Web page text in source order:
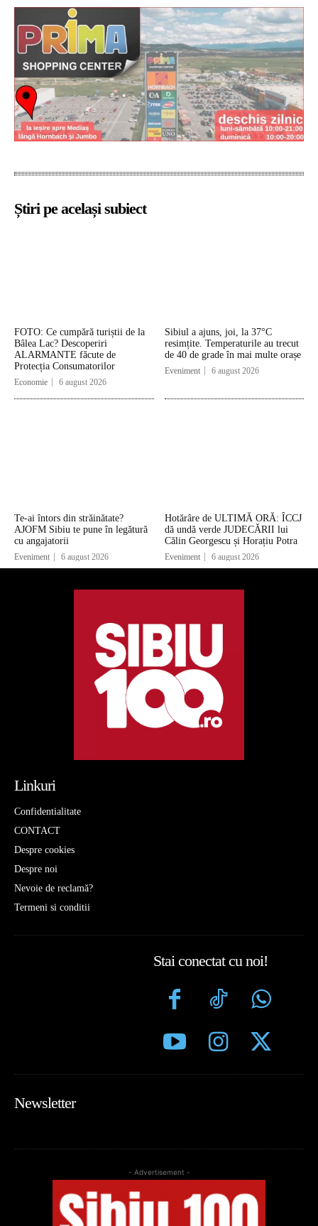
Știri pe același subiect
FOTO: Ce cumpără turiștii de la
Bâlea Lac? Descoperiri
ALARMANTE făcute de
Protecția Consumatorilor
Economie 6 august 2026
Sibiul a ajuns, joi, la 37°C
resimțite. Temperaturile au trecut
de 40 de grade în mai multe orașe
Eveniment 6 august 2026
Te-ai întors din străinătate?
AJOFM Sibiu te pune în legătură
cu angajatorii
Eveniment 6 august 2026
Hotărâre de ULTIMĂ ORĂ: ÎCCJ
dă undă verde JUDECĂRII lui
Călin Georgescu și Horațiu Potra
Eveniment 6 august 2026
Linkuri
Confidentialitate
CONTACT
Despre cookies
Despre noi
Nevoie de reclamă?
Termeni si conditii
Stai conectat cu noi!
Newsletter
- Advertisement -